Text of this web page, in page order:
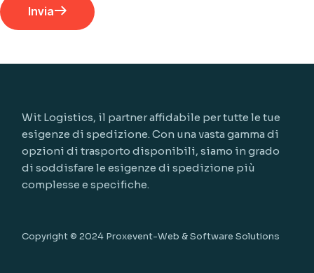
Invia
Wit Logistics, il partner affidabile per tutte le tue
esigenze di spedizione. Con una vasta gamma di
opzioni di trasporto disponibili, siamo in grado
di soddisfare le esigenze di spedizione più
complesse e specifiche.
Copyright © 2024 Proxevent-Web & Software Solutions